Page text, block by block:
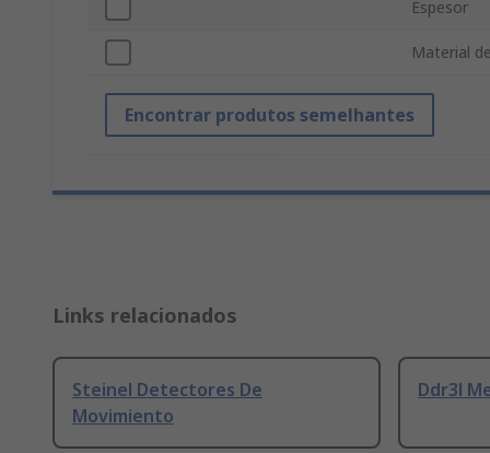
Espesor
Material
Encontrar produtos semelhantes
Links relacionados
Steinel Detectores De
Movimiento
Ddr3l